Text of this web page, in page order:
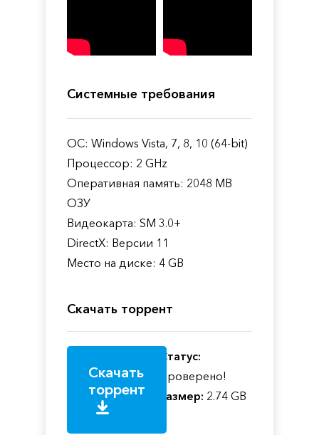
Системные требования
ОС: Windows Vista, 7, 8, 10 (64-bit)
Процессор: 2 GHz
Оперативная память: 2048 MB
ОЗУ
Видеокарта: SM 3.0+
DirectX: Версии 11
Место на диске: 4 GB
Скачать торрент
Скачать
торрент
Статус:
Проверено!
Размер: 2.74 GB